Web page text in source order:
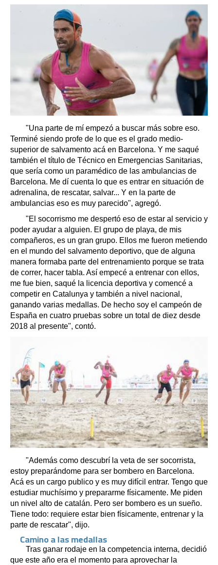
"Una parte de mí empezó a buscar más sobre eso.
Terminé siendo profe de lo que es el grado medio-
superior de salvamento acá en Barcelona. Y me saqué
también el título de Técnico en Emergencias Sanitarias,
que sería como un paramédico de las ambulancias de
Barcelona. Me dí cuenta lo que es entrar en situación de
adrenalina, de rescatar, salvar... Y en la parte de
ambulancias eso es muy parecido", agregó.
"El socorrismo me despertó eso de estar al servicio y
poder ayudar a alguien. El grupo de playa, de mis
compañeros, es un gran grupo. Ellos me fueron metiendo
en el mundo del salvamento deportivo, que de alguna
manera formaba parte del entrenamiento porque se trata
de correr, hacer tabla. Así empecé a entrenar con ellos,
me fue bien, saqué la licencia deportiva y comencé a
competir en Catalunya y también a nivel nacional,
ganando varias medallas. De hecho soy el campeón de
España en cuatro pruebas sobre un total de diez desde
2018 al presente", contó.
"Además como descubrí la veta de ser socorrista,
estoy preparándome para ser bombero en Barcelona.
Acá es un cargo publico y es muy difícil entrar. Tengo que
estudiar muchísimo y prepararme físicamente. Me piden
un nivel alto de catalán. Pero ser bombero es un sueño.
Tiene todo: requiere estar bien físicamente, entrenar y la
parte de rescatar", dijo.
Camino a las medallas
Tras ganar rodaje en la competencia interna, decidió
que este año era el momento para aprovechar la